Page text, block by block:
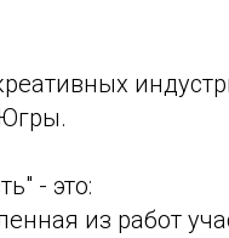
- это:
из работ